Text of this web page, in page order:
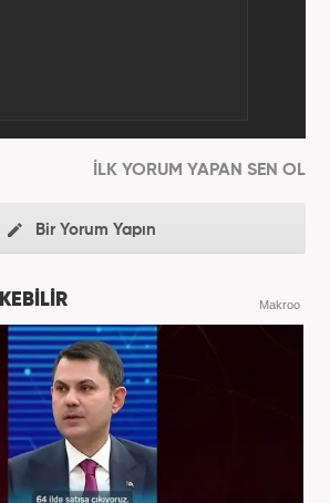
İLK YORUM YAPAN SEN OL
Bir Yorum Yapın
Makroo